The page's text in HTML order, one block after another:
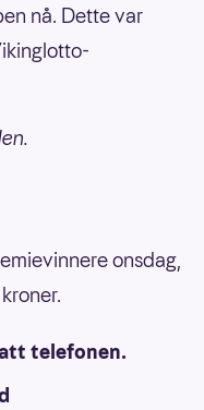
nå. Dette var
onsdag,
telefonen.